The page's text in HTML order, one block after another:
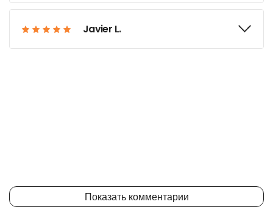
Javier L.
Показать комментарии